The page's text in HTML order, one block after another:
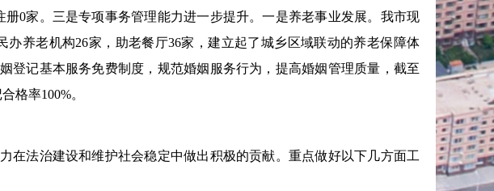
册0家。三是专项事务管理能力进一步提升。一是养老事业发展。我市现
办养老机构26家，助老餐厅36家，建立起了城乡区域联动的养老保障体
登记基本服务免费制度，规范婚姻服务行为，提高婚姻管理质量，截至
格率100%。
法治建设和维护社会稳定中做出积极的贡献。重点做好以下几方面工